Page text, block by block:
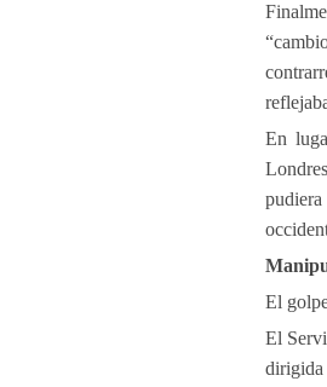
En
El
El
dirigida